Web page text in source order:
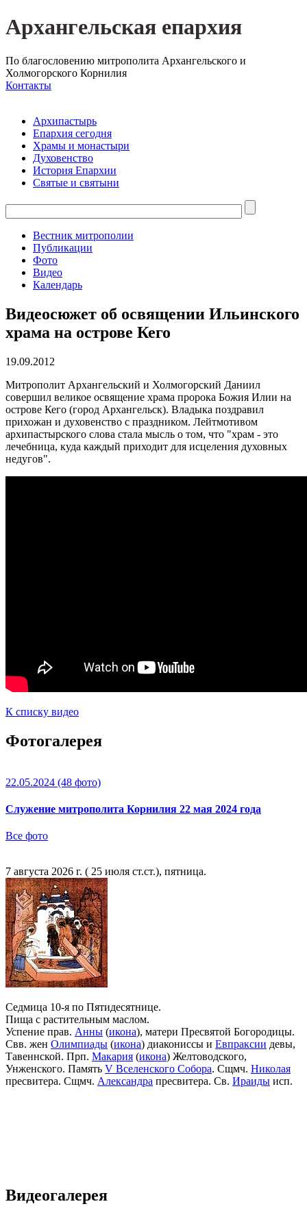
Архангельская епархия
По благословению митрополита Архангельского и
Холмогорского Корнилия
Контакты
Архипастырь
Епархия сегодня
Храмы и монастыри
Духовенство
История Епархии
Святые и святыни
Вестник митрополии
Публикации
Фото
Видео
Календарь
Видеосюжет об освящении Ильинского
храма на острове Кего
19.09.2012
Митрополит Архангельский и Холмогорский Даниил
совершил великое освящение храма пророка Божия Илии на
острове Кего (город Архангельск). Владыка поздравил
прихожан и духовенство с праздником. Лейтмотивом
архипастырского слова стала мысль о том, что "храм - это
лечебница, куда каждый приходит для исцеления духовных
недугов".
К списку видео
Фотогалерея
22.05.2024 (48 фото)
Служение митрополита Корнилия 22 мая 2024 года
Все фото
7 августа 2026 г. ( 25 июля ст.ст.), пятница.
Седмица 10-я по Пятидесятнице.
Пища с растительным маслом.
Успение прав. Анны (икона), матери Пресвятой Богородицы.
Свв. жен Олимпиады (икона) диакониссы и Евпраксии девы,
Тавеннской. Прп. Макария (икона) Желтоводского,
Унженского. Память V Вселенского Собора. Сщмч. Николая
пресвитера. Сщмч. Александра пресвитера. Св. Ираиды исп.
Видеогалерея